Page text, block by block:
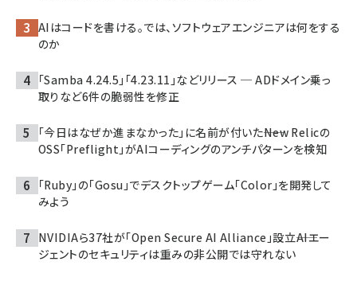
AIはコードを書ける。では、ソフトウェアエンジニアは何をする
のか
「Samba 4.24.5」「4.23.11」などリリース ─ ADドメイン乗っ
取りなど6件の脆弱性を修正
「今日はなぜか進まなかった」に名前が付いた――New Relicの
OSS「Preflight」がAIコーディングのアンチパターンを検知
「Ruby」の「Gosu」でデスクトップゲーム「Color」を開発して
みよう
NVIDIAら37社が「Open Secure AI Alliance」設立――AIエー
ジェントのセキュリティは重みの非公開では守れない